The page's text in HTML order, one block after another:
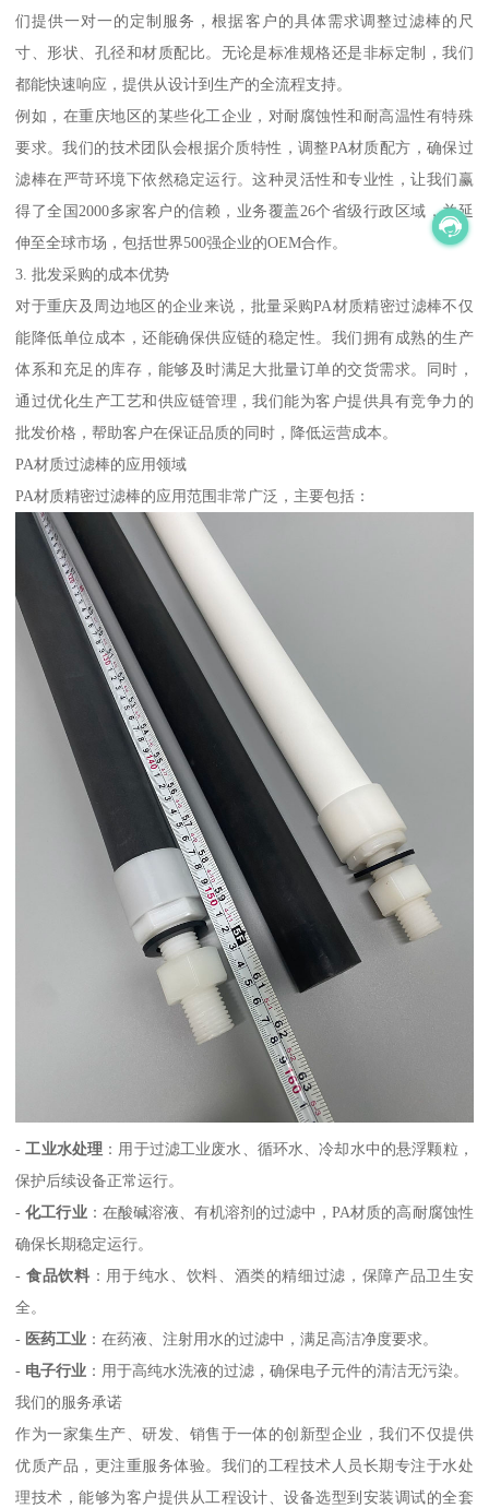
们提供一对一的定制服务，根据客户的具体需求调整过滤棒的尺
寸、形状、孔径和材质配比。无论是标准规格还是非标定制，我们
都能快速响应，提供从设计到生产的全流程支持。
例如，在重庆地区的某些化工企业，对耐腐蚀性和耐高温性有特殊
要求。我们的技术团队会根据介质特性，调整PA材质配方，确保过
滤棒在严苛环境下依然稳定运行。这种灵活性和专业性，让我们赢
得了全国2000多家客户的信赖，业务覆盖26个省级行政区域，并延
伸至全球市场，包括世界500强企业的OEM合作。
3. 批发采购的成本优势
对于重庆及周边地区的企业来说，批量采购PA材质精密过滤棒不仅
能降低单位成本，还能确保供应链的稳定性。我们拥有成熟的生产
体系和充足的库存，能够及时满足大批量订单的交货需求。同时，
通过优化生产工艺和供应链管理，我们能为客户提供具有竞争力的
批发价格，帮助客户在保证品质的同时，降低运营成本。
PA材质过滤棒的应用领域
PA材质精密过滤棒的应用范围非常广泛，主要包括：
-工业水处理 ：用于过滤工业废水、循环水、冷却水中的悬浮颗粒，
保护后续设备正常运行。
-化工行业：在酸碱溶液、有机溶剂的过滤中，PA材质的高耐腐蚀性
确保长期稳定运行。
- 食品饮料 ：用于纯水、饮料、酒类的精细过滤，保障产品卫生安
全。
- 医药工业 ：在药液、注射用水的过滤中，满足高洁净度要求。
- 电子行业 ：用于高纯水洗液的过滤，确保电子元件的清洁无污染。
我们的服务承诺
作为一家集生产、研发、销售于一体的创新型企业，我们不仅提供
优质产品，更注重服务体验。我们的工程技术人员长期专注于水处
理技术，能够为客户提供从工程设计、设备选型到安装调试的全套